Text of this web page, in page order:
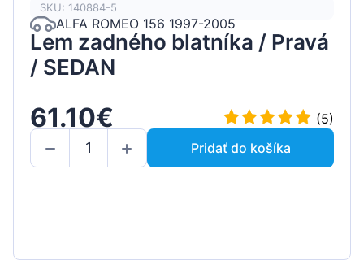
SKU: 140884-5
ALFA ROMEO 156 1997-2005
Lem zadného blatníka / Pravá
/ SEDAN
61.10€
(5)
Pridať do košíka